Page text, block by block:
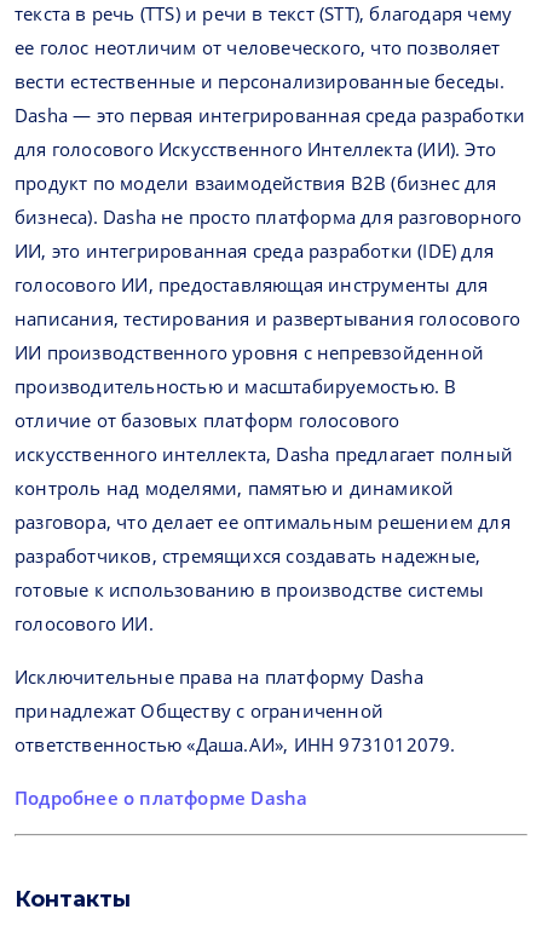
текста в речь (TTS) и речи в текст (STT), благодаря чему
ее голос неотличим от человеческого, что позволяет
вести естественные и персонализированные беседы.
Dasha — это первая интегрированная среда разработки
для голосового Искусственного Интеллекта (ИИ). Это
продукт по модели взаимодействия B2B (бизнес для
бизнеса). Dasha не просто платформа для разговорного
ИИ, это интегрированная среда разработки (IDE) для
голосового ИИ, предоставляющая инструменты для
написания, тестирования и развертывания голосового
ИИ производственного уровня с непревзойденной
производительностью и масштабируемостью. В
отличие от базовых платформ голосового
искусственного интеллекта, Dasha предлагает полный
контроль над моделями, памятью и динамикой
разговора, что делает ее оптимальным решением для
разработчиков, стремящихся создавать надежные,
готовые к использованию в производстве системы
голосового ИИ.
Исключительные права на платформу Dasha
принадлежат Обществу с ограниченной
ответственностью «Даша.АИ», ИНН 9731012079.
Подробнее о платформе Dasha
Контакты